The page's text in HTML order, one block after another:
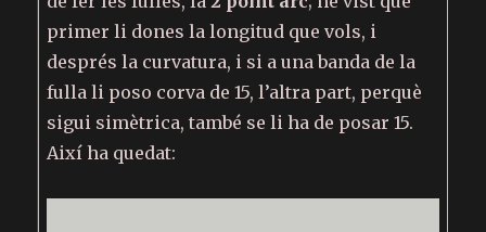
primer li dones la longitud que vols, i
després la curvatura, i si a una banda de la
fulla li poso corva de 15, l’altra part, perquè
sigui simètrica, també se li ha de posar 15.
Així ha quedat: